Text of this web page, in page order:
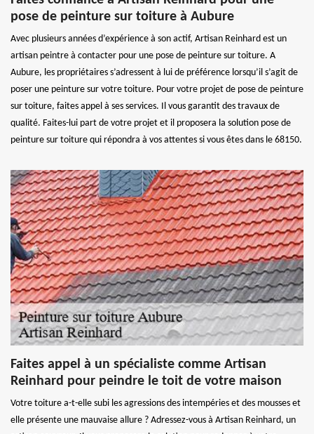
pose de peinture sur toiture à Aubure
Avec plusieurs années d’expérience à son actif, Artisan Reinhard est un
artisan peintre à contacter pour une pose de peinture sur toiture. A
Aubure, les propriétaires s’adressent à lui de préférence lorsqu’il s’agit de
poser une peinture sur votre toiture. Pour votre projet de pose de peinture
sur toiture, faites appel à ses services. Il vous garantit des travaux de
qualité. Faites-lui part de votre projet et il proposera la solution pose de
peinture sur toiture qui répondra à vos attentes si vous êtes dans le 68150.
Faites appel à un spécialiste comme Artisan
Reinhard pour peindre le toit de votre maison
Votre toiture a-t-elle subi les agressions des intempéries et des mousses et
elle présente une mauvaise allure ? Adressez-vous à Artisan Reinhard, un